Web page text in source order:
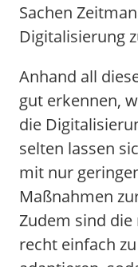
Sachen
Digitalisierung
Anhand all
gut erkennen,
die
selten lassen
mit nur
Maßnahmen
Zudem sind
recht einfach